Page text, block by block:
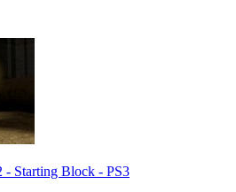
- Starting Block - PS3